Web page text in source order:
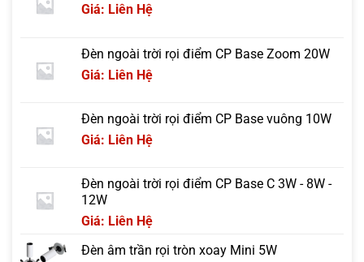
Giá: Liên Hệ
Đèn ngoài trời rọi điểm CP Base Zoom 20W
Giá: Liên Hệ
Đèn ngoài trời rọi điểm CP Base vuông 10W
Giá: Liên Hệ
Đèn ngoài trời rọi điểm CP Base C 3W - 8W -
12W
Giá: Liên Hệ
Đèn âm trần rọi tròn xoay Mini 5W